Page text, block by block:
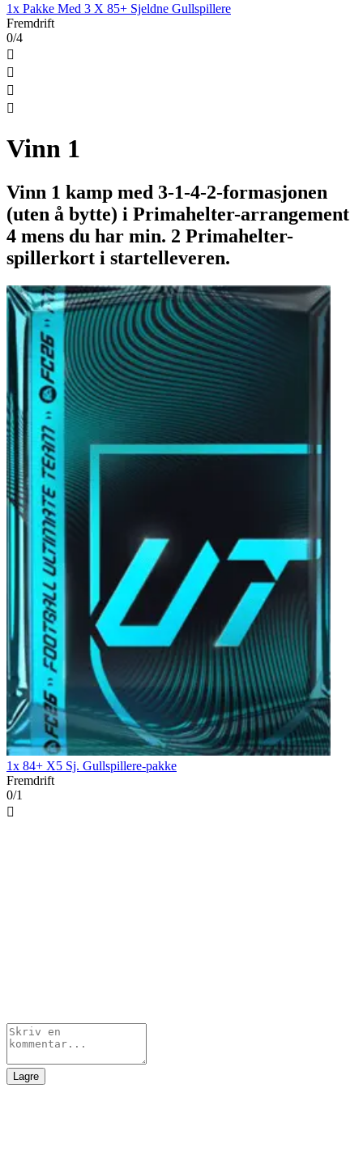
1x Pakke Med 3 X 85+ Sjeldne Gullspillere
Fremdrift
0/4




Vinn 1
Vinn 1 kamp med 3-1-4-2-formasjonen
(uten å bytte) i Primahelter-arrangement
4 mens du har min. 2 Primahelter-
spillerkort i startelleveren.
1x 84+ X5 Sj. Gullspillere-pakke
Fremdrift
0/1

Lagre